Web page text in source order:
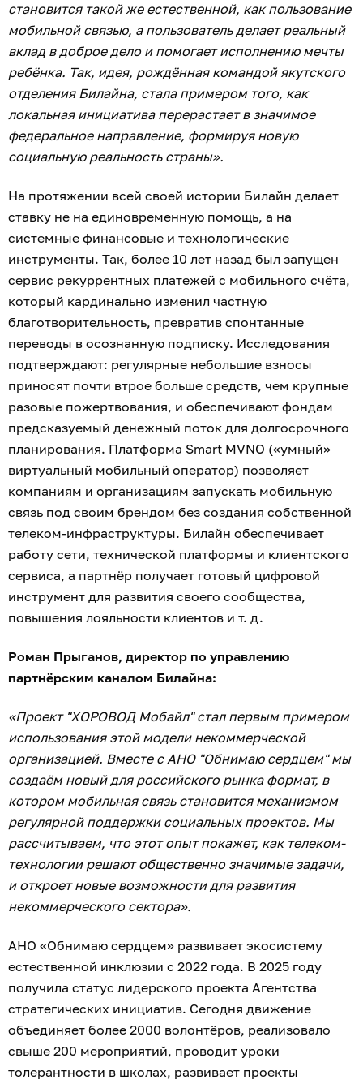
становится такой же естественной, как пользование
мобильной связью, а пользователь делает реальный
вклад в доброе дело и помогает исполнению мечты
ребёнка. Так, идея, рождённая командой якутского
отделения Билайна, стала примером того, как
локальная инициатива перерастает в значимое
федеральное направление, формируя новую
социальную реальность страны».
На протяжении всей своей истории Билайн делает
ставку не на единовременную помощь, а на
системные финансовые и технологические
инструменты. Так, более 10 лет назад был запущен
сервис рекуррентных платежей с мобильного счёта,
который кардинально изменил частную
благотворительность, превратив спонтанные
переводы в осознанную подписку. Исследования
подтверждают: регулярные небольшие взносы
приносят почти втрое больше средств, чем крупные
разовые пожертвования, и обеспечивают фондам
предсказуемый денежный поток для долгосрочного
планирования. Платформа Smart MVNO («умный»
виртуальный мобильный оператор) позволяет
компаниям и организациям запускать мобильную
связь под своим брендом без создания собственной
телеком-инфраструктуры. Билайн обеспечивает
работу сети, технической платформы и клиентского
сервиса, а партнёр получает готовый цифровой
инструмент для развития своего сообщества,
повышения лояльности клиентов и т. д.
Роман Прыганов, директор по управлению
партнёрским каналом Билайна:
«Проект "ХОРОВОД Мобайл" стал первым примером
использования этой модели некоммерческой
организацией. Вместе с АНО "Обнимаю сердцем" мы
создаём новый для российского рынка формат, в
котором мобильная связь становится механизмом
регулярной поддержки социальных проектов. Мы
рассчитываем, что этот опыт покажет, как телеком-
технологии решают общественно значимые задачи,
и откроет новые возможности для развития
некоммерческого сектора».
АНО «Обнимаю сердцем» развивает экосистему
естественной инклюзии с 2022 года. В 2025 году
получила статус лидерского проекта Агентства
стратегических инициатив. Сегодня движение
объединяет более 2000 волонтёров, реализовало
свыше 200 мероприятий, проводит уроки
толерантности в школах, развивает проекты